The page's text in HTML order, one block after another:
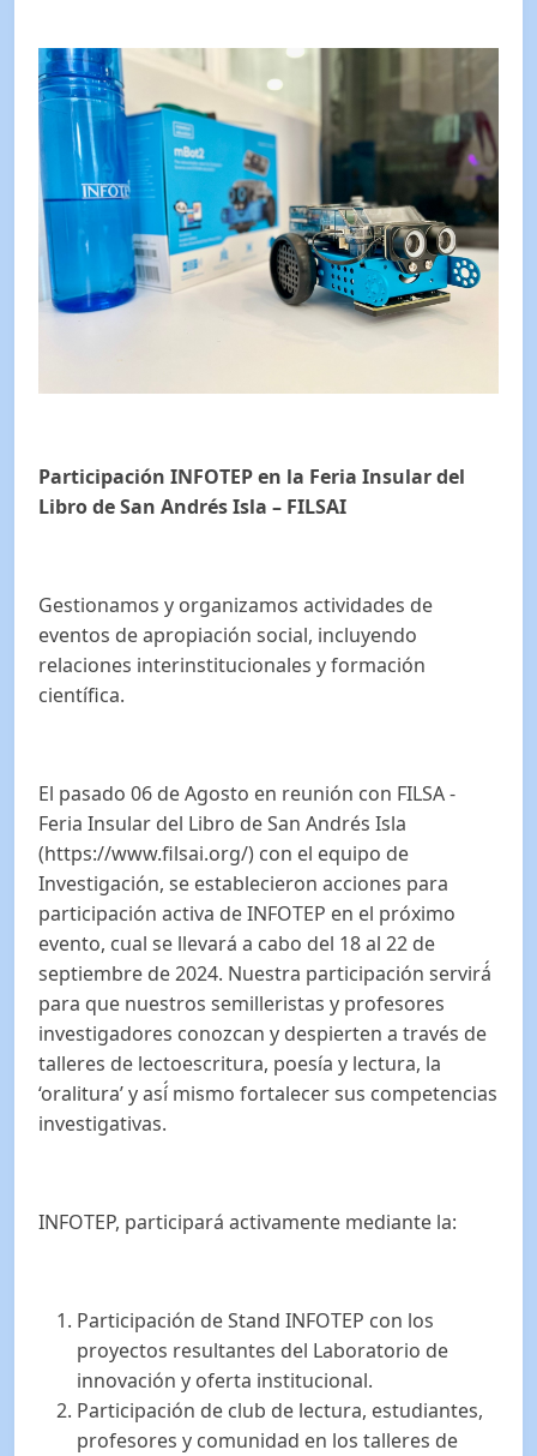
Participación INFOTEP en la Feria Insular del
Libro de San Andrés Isla – FILSAI
Gestionamos y organizamos actividades de
eventos de apropiación social, incluyendo
relaciones interinstitucionales y formación
científica.
El pasado 06 de Agosto en reunión con FILSA -
Feria Insular del Libro de San Andrés Isla
(https://www.filsai.org/) con el equipo de
Investigación, se establecieron acciones para
participación activa de INFOTEP en el próximo
evento, cual se llevará a cabo del 18 al 22 de
septiembre de 2024. Nuestra participación servirá́
para que nuestros semilleristas y profesores
investigadores conozcan y despierten a través de
talleres de lectoescritura, poesía y lectura, la
‘oralitura’ y así́ mismo fortalecer sus competencias
investigativas.
INFOTEP, participará activamente mediante la:
Participación de Stand INFOTEP con los
proyectos resultantes del Laboratorio de
innovación y oferta institucional.
Participación de club de lectura, estudiantes,
profesores y comunidad en los talleres de